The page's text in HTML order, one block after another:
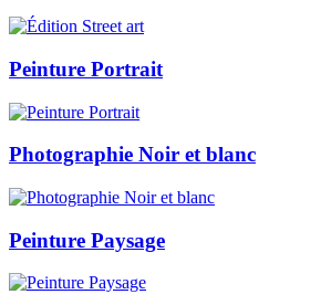
Peinture Portrait
Photographie Noir et blanc
Peinture Paysage